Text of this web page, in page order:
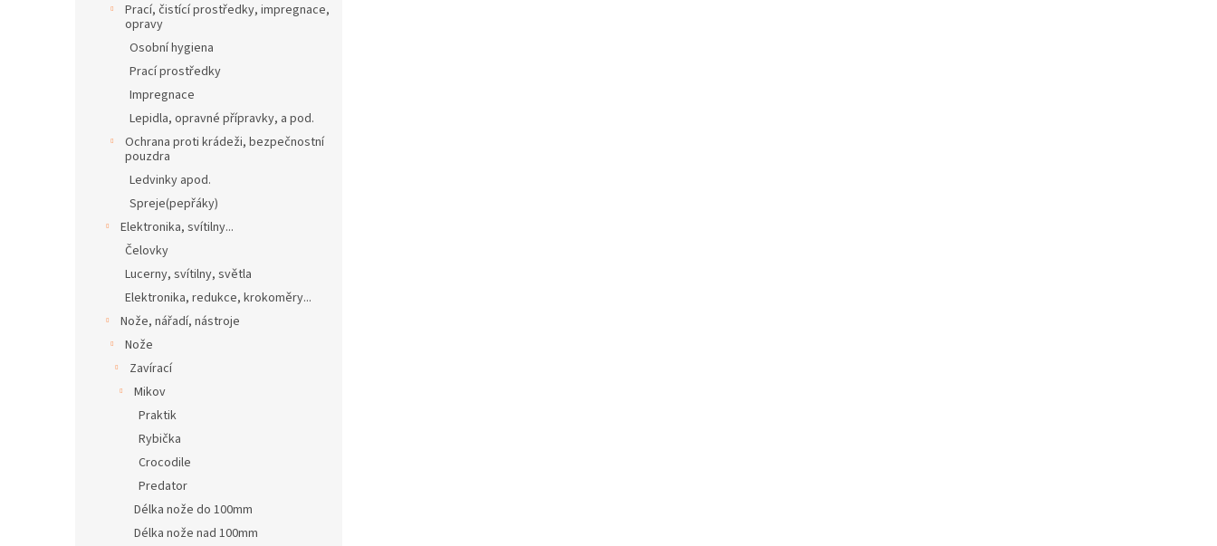
Prací, čistící prostředky, impregnace,
opravy
Osobní hygiena
Prací prostředky
Impregnace
Lepidla, opravné přípravky, a pod.
Ochrana proti krádeži, bezpečnostní
pouzdra
Ledvinky apod.
Spreje(pepřáky)
Elektronika, svítilny...
Čelovky
Lucerny, svítilny, světla
Elektronika, redukce, krokoměry...
Nože, nářadí, nástroje
Nože
Zavírací
Mikov
Praktik
Rybička
Crocodile
Predator
Délka nože do 100mm
Délka nože nad 100mm